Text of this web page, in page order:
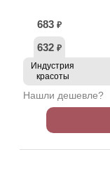
683 ₽
632 ₽
Индустрия
красоты
Нашли дешевле?